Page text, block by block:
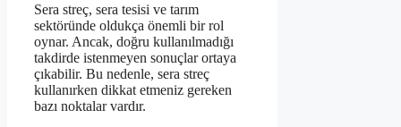
Sera streç, sera tesisi ve tarım
sektöründe oldukça önemli bir rol
oynar. Ancak, doğru kullanılmadığı
takdirde istenmeyen sonuçlar ortaya
çıkabilir. Bu nedenle, sera streç
kullanırken dikkat etmeniz gereken
bazı noktalar vardır.